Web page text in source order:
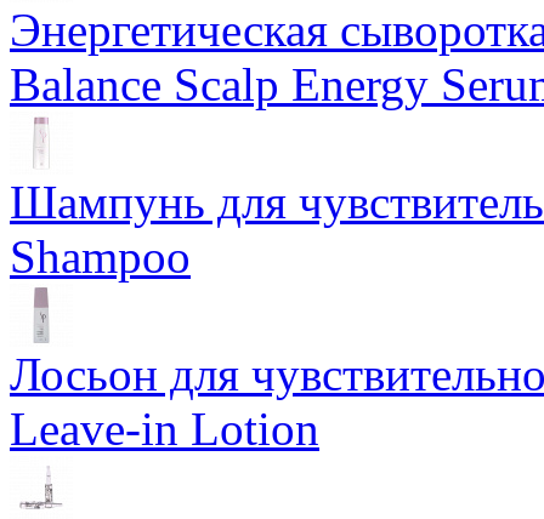
Энергетическая
Balance Scalp Energy
Шампунь для
Shampoo
Лосьон для
Leave-in Lotion